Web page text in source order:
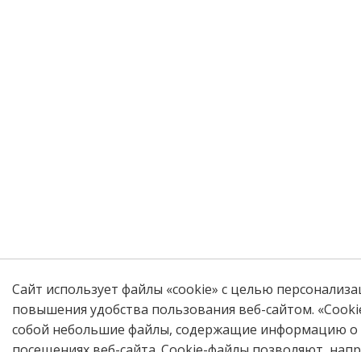
Сайт использует файлы «cookie» с целью
повышения удобства пользования веб-сайтом.
собой небольшие файлы, содержащие информацию